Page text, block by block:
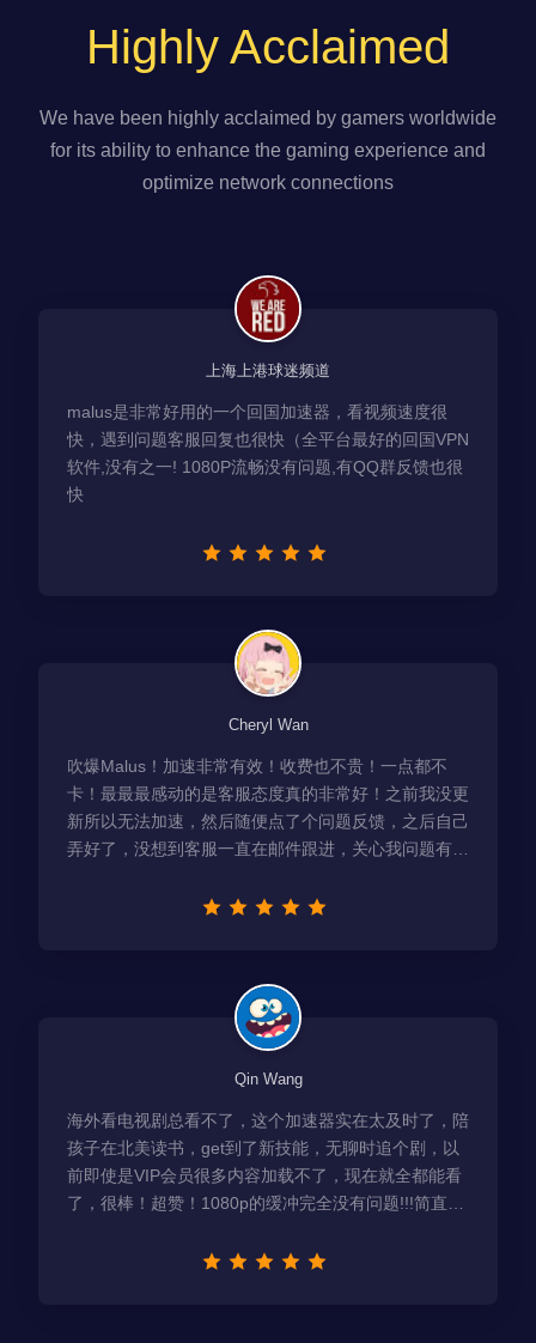
Highly Acclaimed
We have been highly acclaimed by gamers worldwide
for its ability to enhance the gaming experience and
optimize network connections
上海上港球迷频道
malus是非常好用的一个回国加速器，看视频速度很
快，遇到问题客服回复也很快（全平台最好的回国VPN
软件,没有之一! 1080P流畅没有问题,有QQ群反馈也很
快
Cheryl Wan
吹爆Malus！加速非常有效！收费也不贵！一点都不
卡！最最最感动的是客服态度真的非常好！之前我没更
新所以无法加速，然后随便点了个问题反馈，之后自己
弄好了，没想到客服一直在邮件跟进，关心我问题有没
Qin Wang
海外看电视剧总看不了，这个加速器实在太及时了，陪
孩子在北美读书，get到了新技能，无聊时追个剧，以
前即使是VIP会员很多内容加载不了，现在就全都能看
了，很棒！超赞！1080p的缓冲完全没有问题!!!简直救